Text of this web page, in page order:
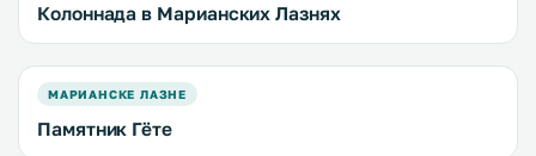
Колоннада в Марианских Лазнях
МАРИАНСКЕ ЛАЗНЕ
Памятник Гёте